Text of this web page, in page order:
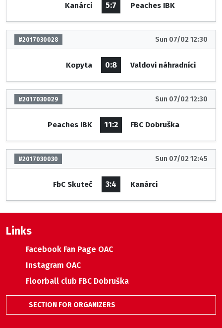
Kanárci 5:7 Peaches IBK
#2017030028 Sun 07/02 12:30
Kopyta 0:8 Valdovi náhradníci
#2017030029 Sun 07/02 12:30
Peaches IBK 11:2 FBC Dobruška
#2017030030 Sun 07/02 12:45
FbC Skuteč 3:4 Kanárci
Links
Facebook Fan Page OAC
Instagram OAC
Floorball club FBC Dobruška
SECTION FOR ORGANIZERS